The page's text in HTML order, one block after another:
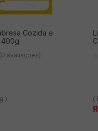
Cozida e
400g
(0 avaliações)
) (